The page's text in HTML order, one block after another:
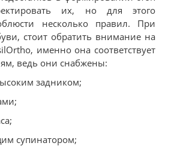
их, но для этого
несколько правил. При
стоит обратить внимание на
именно она соответствует
ведь они снабжены:
задником;
супинатором;